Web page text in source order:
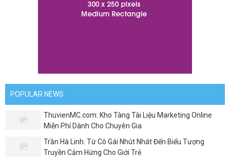
POPULAR NEWS
ThuvienMC.com: Kho Tàng Tài Liệu Marketing Online
Miễn Phí Dành Cho Chuyên Gia
Trần Hà Linh: Từ Cô Gái Nhút Nhát Đến Biểu Tượng
Truyền Cảm Hứng Cho Giới Trẻ